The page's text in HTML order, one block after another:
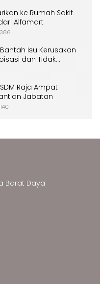
ke Rumah Sakit
Makan Biskuit dari Alfamart
Isu Kerusakan
dan Tidak
Raja Ampat
Jabatan
Barat Daya